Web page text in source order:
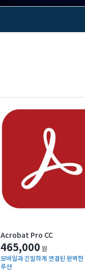
Acrobat Pro CC
465,000 원
모바일과 긴밀하게 연결된 완벽
루션